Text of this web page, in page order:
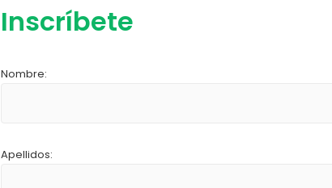
Inscríbete
Nombre:
Apellidos: